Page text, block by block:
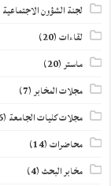
لجنة الشؤون الاجتماعية
لقاءات(20)
ماستر(20)
مجلات المخابر(7)
مجلات كليات الجامعة (6)
محاضرات(14)
مخابر البحث(4)